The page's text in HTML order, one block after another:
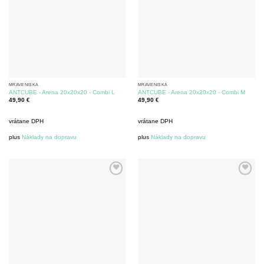
MRAVENISKÁ
ANTCUBE - Arena 20x20x20 - Combi L
49,90 €
vrátane DPH
plus Náklady na dopravu
MRAVENISKÁ
ANTCUBE - Arena 20x20x20 - Combi M
49,90 €
vrátane DPH
plus Náklady na dopravu